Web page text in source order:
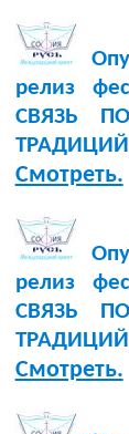
релиз
СВЯЗЬ
Смотреть.
релиз
СВЯЗЬ
Смотреть.